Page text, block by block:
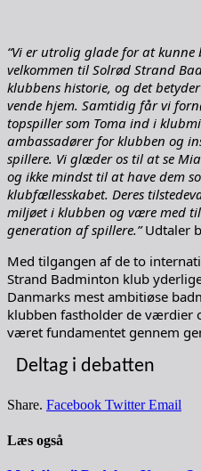
“Vi er utrolig glade for at kunne
velkommen til Solrød Strand
klubbens historie, og det
vende hjem. Samtidig får vi
topspiller som Toma ind i
ambassadører for klubben og
spillere. Vi glæder os til at se
og ikke mindst til at have dem
klubfællesskabet. Deres
miljøet i klubben og være med
generation af spillere.”Udtaler
Med tilgangen af de to
Strand Badminton klub
Danmarks mest ambitiøse
klubben fastholder de værdier
været fundamentet gennem
Deltag i debatten
Share. Facebook Twitter Email
Læs også